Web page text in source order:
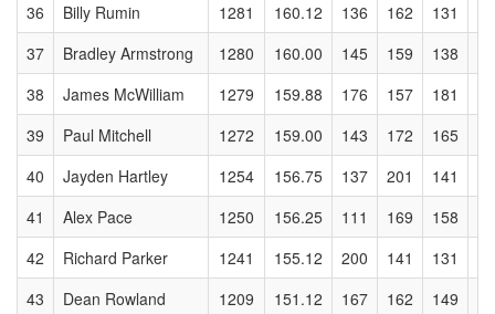
36
Billy Rumin 1281 160.12 136 162 131
37
Bradley Armstrong 1280 160.00 145 159 138
38
James McWilliam 1279 159.88 176 157 181
39
Paul Mitchell 1272 159.00 143 172 165
40
Jayden Hartley 1254 156.75 137 201 141
41
Alex Pace 1250 156.25 111 169 158
42
Richard Parker 1241 155.12 200 141 131
43
Dean Rowland 1209 151.12 167 162 149